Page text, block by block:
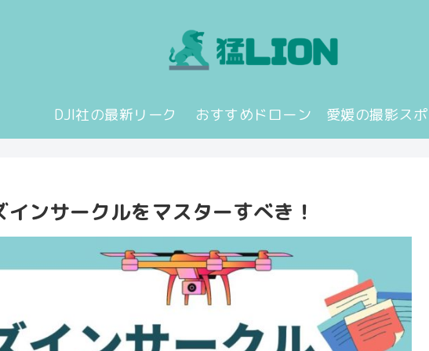
DJI社の最新リーク おすすめドローン 愛媛の撮影ス
ンサークルをマスターすべき！